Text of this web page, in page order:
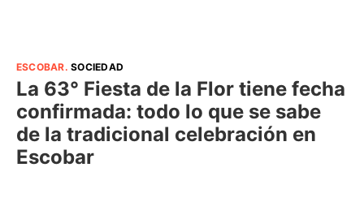
ESCOBAR.SOCIEDAD
La 63° Fiesta de la Flor tiene fecha
confirmada: todo lo que se sabe
de la tradicional celebración en
Escobar